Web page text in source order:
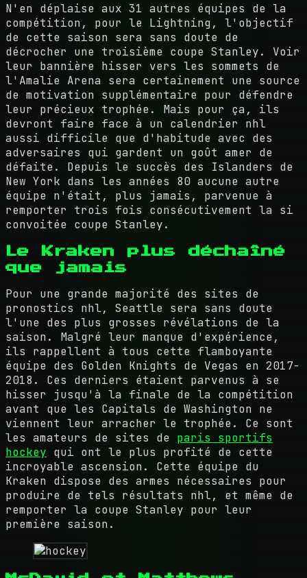
N'en déplaise aux 31 autres équipes de la
compétition, pour le Lightning, l'objectif
de cette saison sera sans doute de
décrocher une troisième coupe Stanley. Voir
leur bannière hisser vers les sommets de
l'Amalie Arena sera certainement une source
de motivation supplémentaire pour défendre
leur précieux trophée. Mais pour ça, ils
devront faire face à un calendrier nhl
aussi difficile que d'habitude avec des
adversaires qui gardent un goût amer de
défaite. Depuis le succès des Islanders de
New York dans les années 80 aucune autre
équipe n'était, plus jamais, parvenue à
remporter trois fois consécutivement la si
convoitée coupe Stanley.
Le Kraken plus déchaîné
que jamais
Pour une grande majorité des sites de
pronostics nhl, Seattle sera sans doute
l'une des plus grosses révélations de la
saison. Malgré leur manque d'expérience,
ils rappellent à tous cette flamboyante
équipe des Golden Knights de Vegas en 2017-
2018. Ces derniers étaient parvenus à se
hisser jusqu'à la finale de la compétition
avant que les Capitals de Washington ne
viennent leur arracher le trophée. Ce sont
les amateurs de sites de paris sportifs
hockey qui ont le plus profité de cette
incroyable ascension. Cette équipe du
Kraken dispose des armes nécessaires pour
produire de tels résultats nhl, et même de
remporter la coupe Stanley pour leur
première saison.